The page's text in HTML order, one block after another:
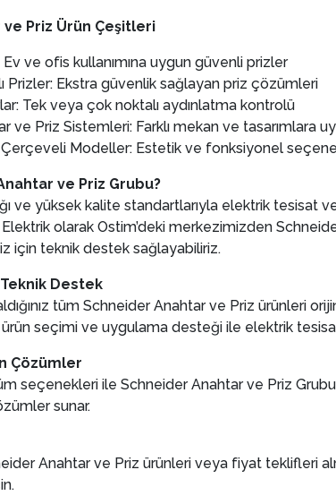
Priz Ürün Çeşitleri
Ev ve ofis kullanımına uygun güvenli prizler
Prizler: Ekstra güvenlik sağlayan priz çözümleri
Tek veya çok noktalı aydınlatma kontrolü
ve Priz Sistemleri: Farklı mekan ve tasarımlara
Modeller: Estetik ve fonksiyonel
ve Priz Grubu?
ve yüksek kalite standartlarıyla elektrik tesisat
Elektrik olarak Ostim’deki merkezimizden
için teknik destek sağlayabiliriz.
Destek
tüm Schneider Anahtar ve Priz ürünleri
seçimi ve uygulama desteği ile elektrik
Çözümler
seçenekleri ile Schneider Anahtar ve Priz
sunar.
Anahtar ve Priz ürünleri veya fiyat teklifleri